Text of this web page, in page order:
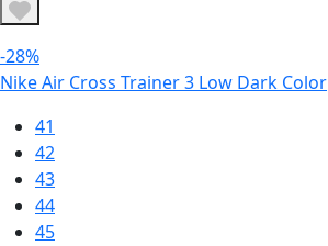
-28%
Nike Air Cross Trainer 3 Low Dark Color
41
42
43
44
45